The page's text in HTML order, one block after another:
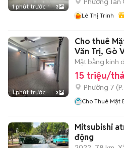
1 phút trước 3
Lê Thị Trinh
1 phút trước 3
Cho thuê
Văn Trị, Gò
Mặt bằng kinh
15 triệu/
Phường 7 (
Cho Thuê Mặt
Mitsubishi
động